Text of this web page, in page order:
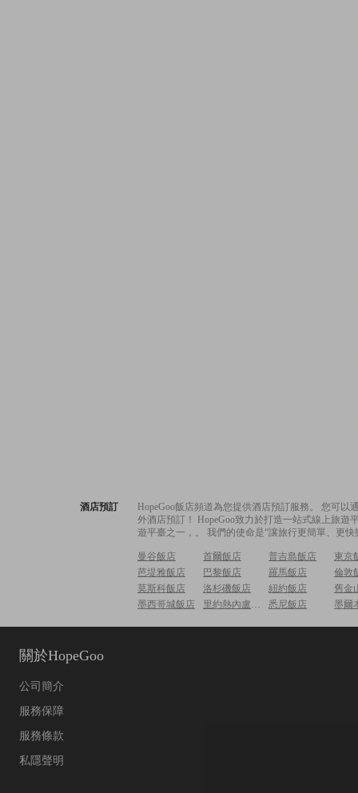
酒店預訂
HopeGoo飯店頻道為您提供酒店預訂服務。 您可
外酒店預訂！ HopeGoo致力於打造一站式線上旅
遊平臺之一，。 我們的使命是“讓旅行更簡單、更
曼谷飯店 首爾飯店 普吉島飯店
東京
芭堤雅飯店
巴黎飯店 羅馬飯店
倫敦
莫斯科飯店
洛杉磯飯店 紐約飯店
舊金
墨西哥城飯店
里約熱內盧飯店 悉尼飯店 墨爾
關於HopeGoo
公司簡介
服務保障
服務條款
私隱聲明